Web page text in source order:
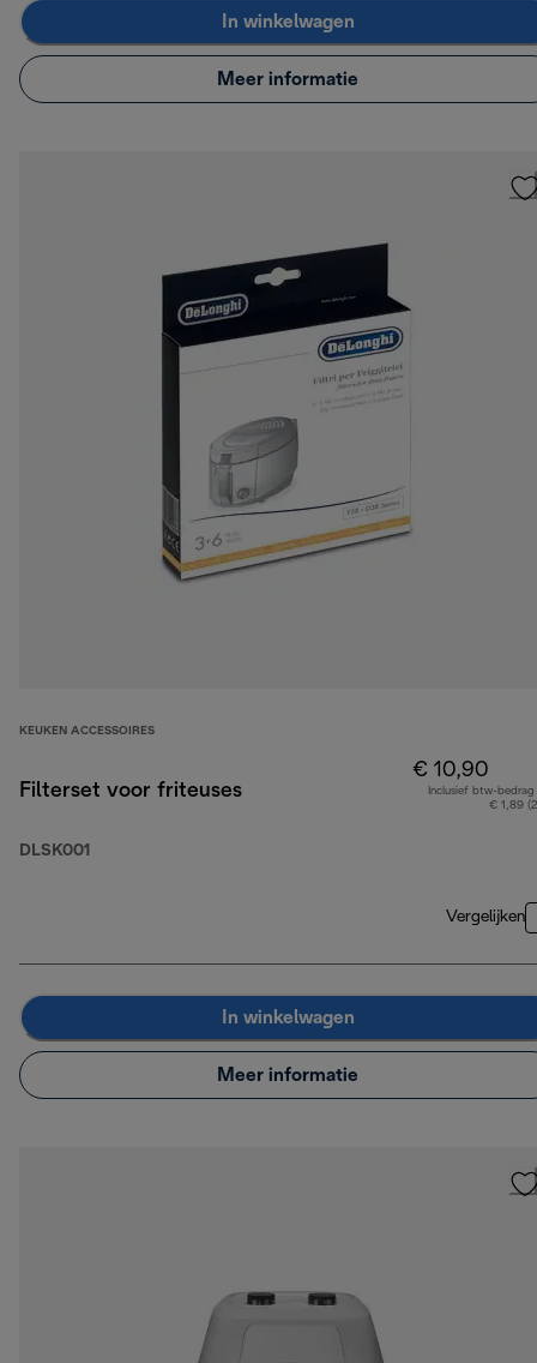
In winkelwagen
Meer informatie
KEUKEN ACCESSOIRES
Filterset voor friteuses
DLSK001
€ 10,90
Inclusief btw-bedrag
€ 1,89
Vergelijken
In winkelwagen
Meer informatie